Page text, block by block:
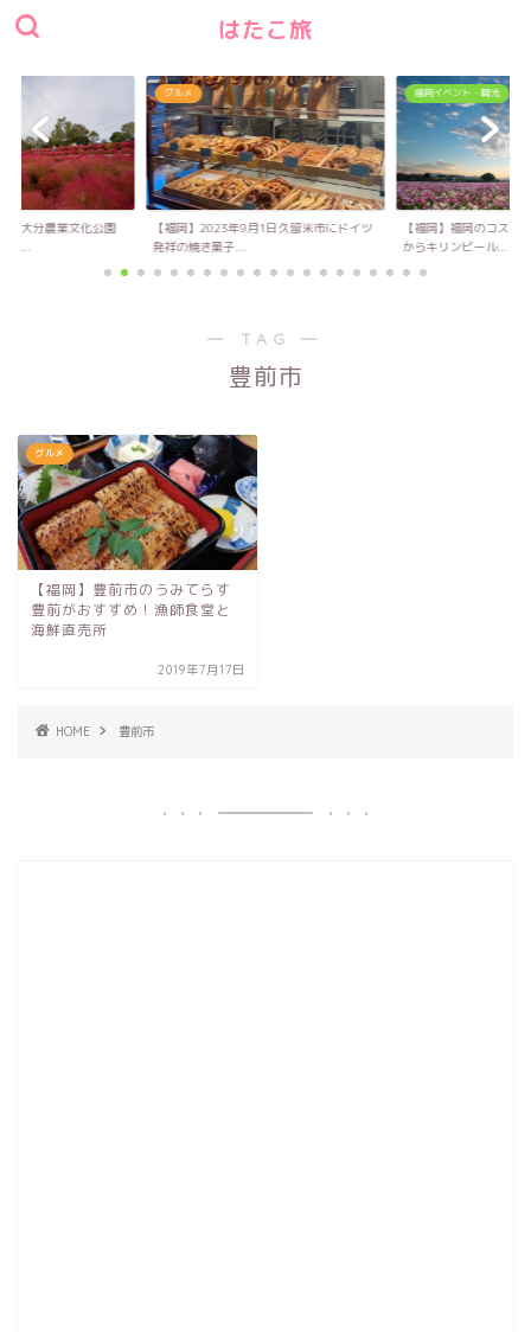
はたこ旅
！大分農業文化公園
キ...
グルメ
【福岡】2023年9月1日久留米市にドイツ
発祥の焼き菓子...
福岡イベント・観光
【福岡】福岡のコスモ
からキリンビール...
― TAG ―
豊前市
グルメ
【福岡】豊前市のうみてらす
豊前がおすすめ！漁師食堂と
海鮮直売所
2019年7月17日
HOME 豊前市